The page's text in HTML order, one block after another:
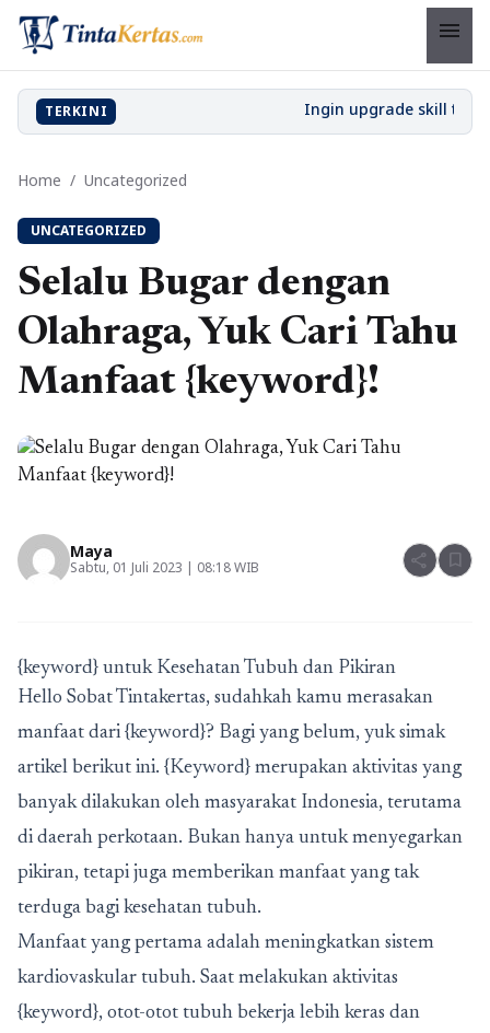
menu
TERKINI
Home / Uncategorized
UNCATEGORIZED
Selalu Bugar dengan
Olahraga, Yuk Cari Tahu
Manfaat {keyword}!
Maya
Sabtu, 01 Juli 2023 | 08:18 WIB share bookmark
{keyword} untuk Kesehatan Tubuh dan Pikiran
Hello Sobat Tintakertas, sudahkah kamu merasakan
manfaat dari {keyword}? Bagi yang belum, yuk simak
artikel berikut ini. {Keyword} merupakan aktivitas yang
banyak dilakukan oleh masyarakat Indonesia, terutama
di daerah perkotaan. Bukan hanya untuk menyegarkan
pikiran, tetapi juga memberikan manfaat yang tak
terduga bagi kesehatan tubuh.
Manfaat yang pertama adalah meningkatkan sistem
kardiovaskular tubuh. Saat melakukan aktivitas
{keyword}, otot-otot tubuh bekerja lebih keras dan